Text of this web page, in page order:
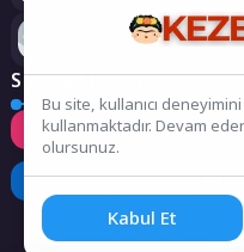
Büyükşehir’den
Sosyal Medya
Instagram
LinkedIn
Bu site, kullanıcı
kullanmaktadır. Devam
olursunuz.
Kabul Et